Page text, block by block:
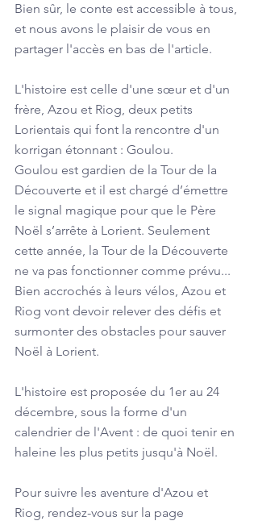
Bien sûr, le conte est accessible à tous,
et nous avons le plaisir de vous en
partager l'accès en bas de l'article.
L'histoire est celle d'une sœur et d'un
frère, Azou et Riog, deux petits
Lorientais qui font la rencontre d'un
korrigan étonnant : Goulou.
Goulou est gardien de la Tour de la
Découverte et il est chargé d’émettre
le signal magique pour que le Père
Noël s’arrête à Lorient. Seulement
cette année, la Tour de la Découverte
ne va pas fonctionner comme prévu...
Bien accrochés à leurs vélos, Azou et
Riog vont devoir relever des défis et
surmonter des obstacles pour sauver
Noël à Lorient.
L'histoire est proposée du 1er au 24
décembre, sous la forme d'un
calendrier de l'Avent : de quoi tenir en
haleine les plus petits jusqu'à Noël.
Pour suivre les aventure d'Azou et
Riog, rendez-vous sur la page